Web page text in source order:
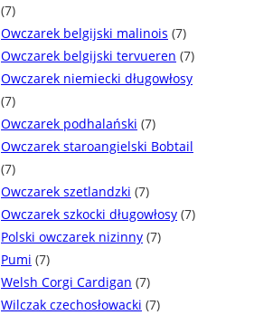
(7)
Owczarek belgijski malinois (7)
Owczarek belgijski tervueren (7)
Owczarek niemiecki długowłosy
(7)
Owczarek podhalański (7)
Owczarek staroangielski Bobtail
(7)
Owczarek szetlandzki (7)
Owczarek szkocki długowłosy (7)
Polski owczarek nizinny (7)
Pumi (7)
Welsh Corgi Cardigan (7)
Wilczak czechosłowacki (7)